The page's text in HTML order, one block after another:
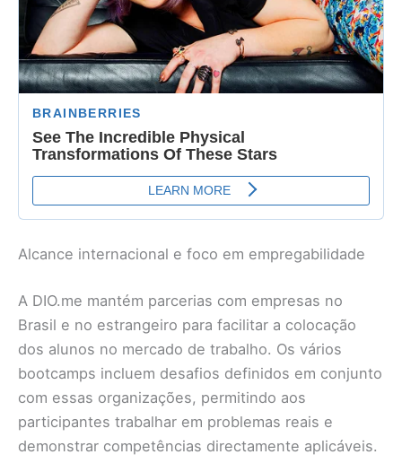
Alcance internacional e foco em empregabilidade
A DIO.me mantém parcerias com empresas no
Brasil e no estrangeiro para facilitar a colocação
dos alunos no mercado de trabalho. Os vários
bootcamps incluem desafios definidos em conjunto
com essas organizações, permitindo aos
participantes trabalhar em problemas reais e
demonstrar competências directamente aplicáveis.